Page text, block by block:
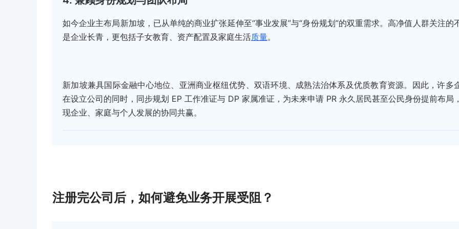
如今企业主布局新加坡，已从单纯的商业扩张延伸至“事业发展”与“身份规划”的双重需求。高净值人群关注的
是企业长青，更包括子女教育、资产配置及家庭生活质量。
新加坡兼具国际金融中心地位、亚洲商业枢纽优势、双语环境、成熟法治体系及优质教育资源。因此，许多
在设立公司的同时，同步规划 EP 工作准证与 DP 家属准证，为未来申请 PR 永久居民甚至公民身份提前布局
现企业、家庭与个人发展的协同共赢。
注册完公司后，如何避免业务开展受阻？